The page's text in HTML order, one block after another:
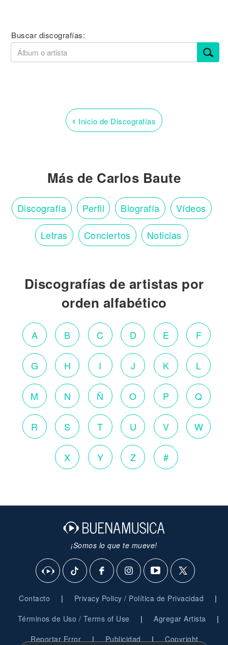
Buscar discografías:
‹ Inicio de Discografías
Más de Carlos Baute
Discografía Perfil Biografía Vídeos
Letras Conciertos Noticias
Discografías de artistas por
orden alfabético
A B C D E F
G H I J K L
M N Ñ O P Q
R S T U V W
X Y Z #
¡Somos lo que te mueve!
Contacto | Privacy Policy / Política de Privacidad |
Términos de Uso / Terms of Use | Agregar Artista |
Reportar Error | Publicidad | Copyright